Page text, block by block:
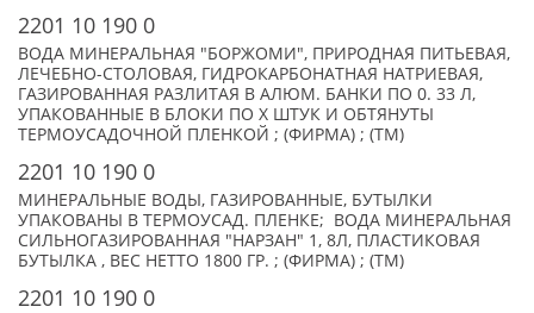
2201 10 190 0
ВОДА МИНЕРАЛЬНАЯ "БОРЖОМИ", ПРИРОДНАЯ ПИТЬЕВАЯ,
ЛЕЧЕБНО-СТОЛОВАЯ, ГИДРОКАРБОНАТНАЯ НАТРИЕВАЯ,
ГАЗИРОВАННАЯ РАЗЛИТАЯ В АЛЮМ. БАНКИ ПО 0. 33 Л,
УПАКОВАННЫЕ В БЛОКИ ПО X ШТУК И ОБТЯНУТЫ
ТЕРМОУСАДОЧНОЙ ПЛЕНКОЙ ; (ФИРМА) ; (TM)
2201 10 190 0
МИНЕРАЛЬНЫЕ ВОДЫ, ГАЗИРОВАННЫЕ, БУТЫЛКИ
УПАКОВАНЫ В ТЕРМОУСАД. ПЛЕНКЕ; ВОДА МИНЕРАЛЬНАЯ
СИЛЬНОГАЗИРОВАННАЯ "НАРЗАН" 1, 8Л, ПЛАСТИКОВАЯ
БУТЫЛКА , ВЕС НЕТТО 1800 ГР. ; (ФИРМА) ; (TM)
2201 10 190 0